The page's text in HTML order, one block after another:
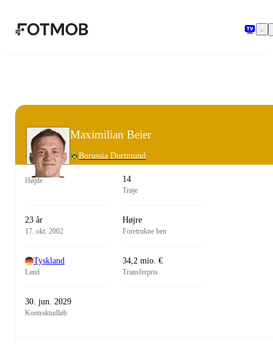
Maximilian Beier
Borussia Dortmund
Højde 14
Trøje
23 år
17. okt. 2002
Højre
Foretrukne ben
Tyskland
Land
34,2 mio. €
Transferpris
30. jun. 2029
Kontraktudløb